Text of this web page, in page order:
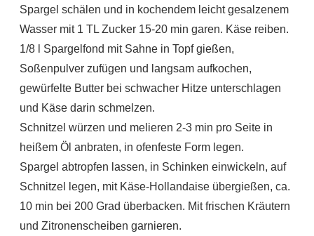
Spargel schälen und in kochendem leicht gesalzenem
Wasser mit 1 TL Zucker 15-20 min garen. Käse reiben.
1/8 l Spargelfond mit Sahne in Topf gießen,
Soßenpulver zufügen und langsam aufkochen,
gewürfelte Butter bei schwacher Hitze unterschlagen
und Käse darin schmelzen.
Schnitzel würzen und melieren 2-3 min pro Seite in
heißem Öl anbraten, in ofenfeste Form legen.
Spargel abtropfen lassen, in Schinken einwickeln, auf
Schnitzel legen, mit Käse-Hollandaise übergießen, ca.
10 min bei 200 Grad überbacken. Mit frischen Kräutern
und Zitronenscheiben garnieren.